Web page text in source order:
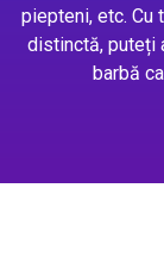
piepteni, etc. Cu
distinctă, puteți
barbă